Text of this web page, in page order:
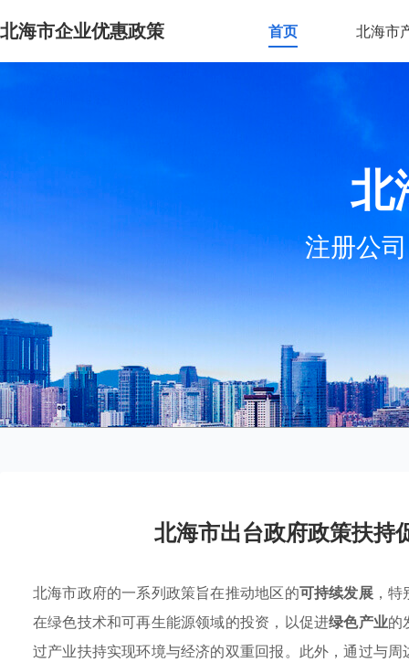
北海市企业优惠政策 首页 北海市
北
注册公
北海市出台政府政策扶持
北海市政府的一系列政策旨在推动地区的可持续发展，特
在绿色技术和可再生能源领域的投资，以促进绿色产业的
过产业扶持实现环境与经济的双重回报。此外，通过与